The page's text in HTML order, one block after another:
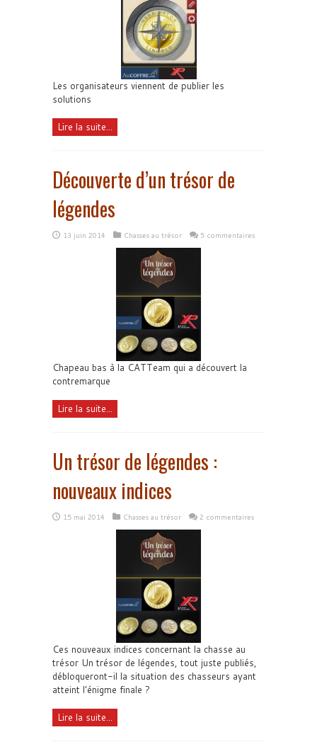
Les organisateurs viennent de publier les
solutions
Lire la suite...
Découverte d’un trésor de
légendes
13 juin 2014 Chasses au trésor 5 commentaires
Chapeau bas à la CATTeam qui a découvert la
contremarque
Lire la suite...
Un trésor de légendes :
nouveaux indices
15 mai 2014 Chasses au trésor 2 commentaires
Ces nouveaux indices concernant la chasse au
trésor Un trésor de légendes, tout juste publiés,
débloqueront-il la situation des chasseurs ayant
atteint l'énigme finale ?
Lire la suite...